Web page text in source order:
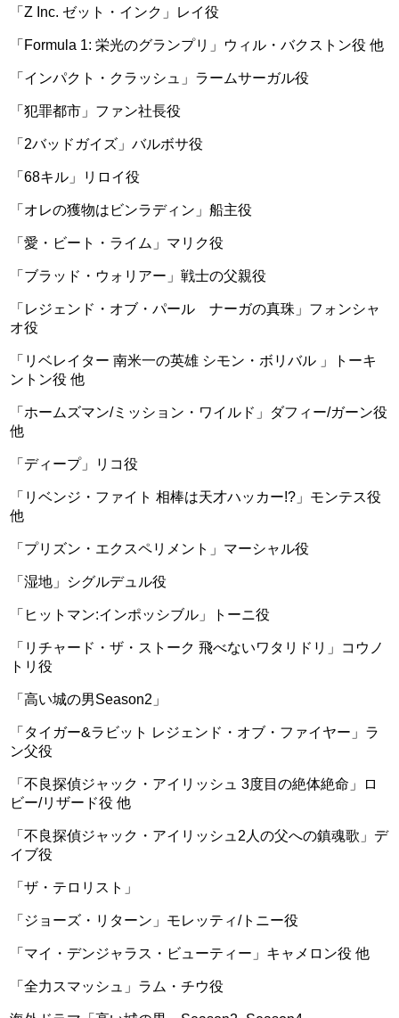
「Z Inc. ゼット・インク」レイ役
「Formula 1: 栄光のグランプリ」ウィル・バクストン役 他
「インパクト・クラッシュ」ラームサーガル役
「犯罪都市」ファン社長役
「2バッドガイズ」バルボサ役
「68キル」リロイ役
「オレの獲物はビンラディン」船主役
「愛・ビート・ライム」マリク役
「ブラッド・ウォリアー」戦士の父親役
「レジェンド・オブ・パール ナーガの真珠」フォンシャ
オ役
「リベレイター 南米一の英雄 シモン・ボリバル 」トーキ
ントン役 他
「ホームズマン/ミッション・ワイルド」ダフィー/ガーン役
他
「ディープ」リコ役
「リベンジ・ファイト 相棒は天才ハッカー!?」モンテス役
他
「プリズン・エクスペリメント」マーシャル役
「湿地」シグルデュル役
「ヒットマン:インポッシブル」トーニ役
「リチャード・ザ・ストーク 飛べないワタリドリ」コウノ
トリ役
「高い城の男Season2」
「タイガー&ラビット レジェンド・オブ・ファイヤー」ラ
ン父役
「不良探偵ジャック・アイリッシュ 3度目の絶体絶命」ロ
ビー/リザード役 他
「不良探偵ジャック・アイリッシュ2人の父への鎮魂歌」デ
イブ役
「ザ・テロリスト」
「ジョーズ・リターン」モレッティ/トニー役
「マイ・デンジャラス・ビューティー」キャメロン役 他
「全力スマッシュ」ラム・チウ役